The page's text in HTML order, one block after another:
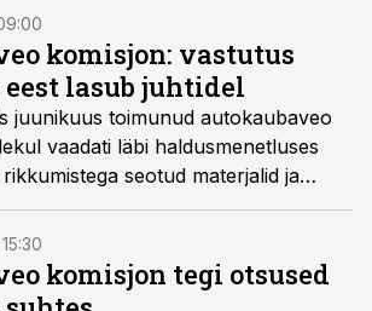
puhkeaja nõuete eiramist,
juhikaartide kasutamist ja
komisjon: vastutus
lasub juhtidel
juunikuus toimunud autokaubaveo
vaadati läbi haldusmenetluses
seotud materjalid ja
Otsused tehti seitsme vedaja
toime raskeid rikkumisi.
komisjon tegi otsused